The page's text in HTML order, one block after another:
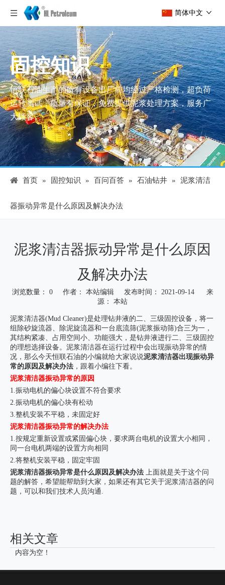
简体中文
固控知识
恒联石油生产的所有设备出厂前均经过严格检测，超负荷
运转测试，质量有保证，免费提供泥浆处理方案，服务广
大顾客。
首页 » 固控知识 » 百问百答 » 石油钻井 » 泥浆清洁
器振动异常是什么原因及解决办法
泥浆清洁器振动异常是什么原因
及解决办法
浏览数量： 0作者： 本站编辑 发布时间： 2021-09-14 来
源： 本站
["wechat","weibo","qzone","douban","email"]
泥浆清洁器(Mud Cleaner)是处理钻井液的二、三级固控设备，将一
组除砂旋流器、除泥旋流器和一台底流筛(泥浆振动筛)合三为一，
其结构紧凑、占用空间小、功能强大，是钻井液进行二、三级固控
的理想选择设备。 泥浆清洁器在运行过程中会出现振动异常的情
况，那么今天恒联石油的小编就给大家说说泥浆清洁器出现振动异
常的原因及解决办法 ，跟着小编往下看。
泥浆清洁器振动异常的原因
1.振动电机的偏心块设置不符合要求
2.振动电机的偏心块有松动
3.整机安装不平稳，未固定好
泥浆清洁器振动异常的解决办法
1.按规定重新设置或紧固偏心块，要求两台电机的设置大小相同，
同一台电机两端的设置方向相同
2.将整机安装平稳，固定牢固
泥浆清洁器振动异常是什么原因及解决办法 上面就是关于这个问
题的解答，希望能帮助到大家，如果还有其它关于泥浆清洁器的问
题，可以和我们技术人员沟通.
相关文章
内容为空！